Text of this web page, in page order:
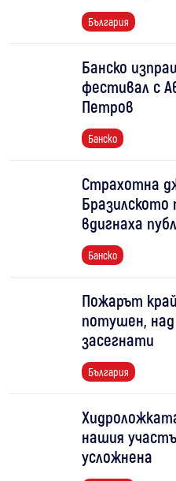
България
Банско
фестивал с
Петров
Банско
Страхотна
Бразилското
вдигнаха
Банско
Пожарът
потушен, над
засегнати
България
нашия
усложнена